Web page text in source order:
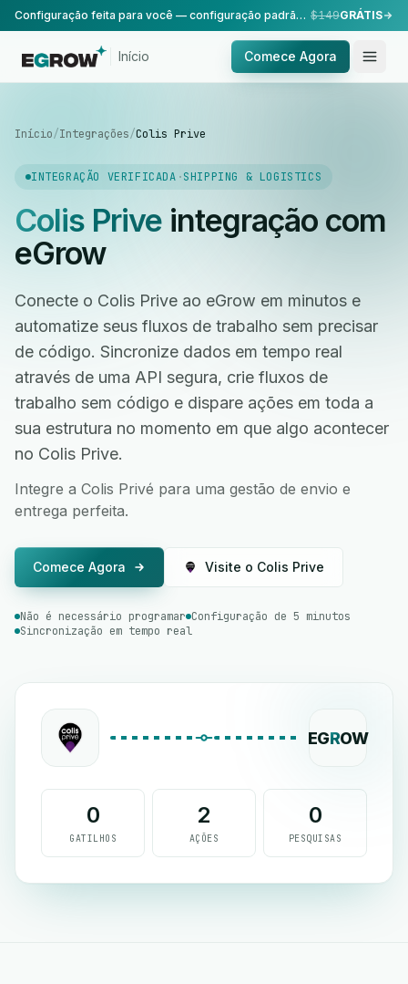
Configuração feita para você — configuração padrão, realizada pela nossa equipe. $149GRÁTIS
Início Comece Agora
Início/Integrações/Colis Prive
INTEGRAÇÃO VERIFICADA ·SHIPPING & LOGISTICS
Colis Priveintegração com
eGrow
Conecte o Colis Prive ao eGrow em minutos e
automatize seus fluxos de trabalho sem precisar
de código. Sincronize dados em tempo real
através de uma API segura, crie fluxos de
trabalho sem código e dispare ações em toda a
sua estrutura no momento em que algo acontecer
no Colis Prive.
Integre a Colis Privé para uma gestão de envio e
entrega perfeita.
Comece Agora Visite o Colis Prive
Não é necessário programar Configuração de 5 minutos
Sincronização em tempo real
EGROW
0
GATILHOS
2
AÇÕES
0
PESQUISAS